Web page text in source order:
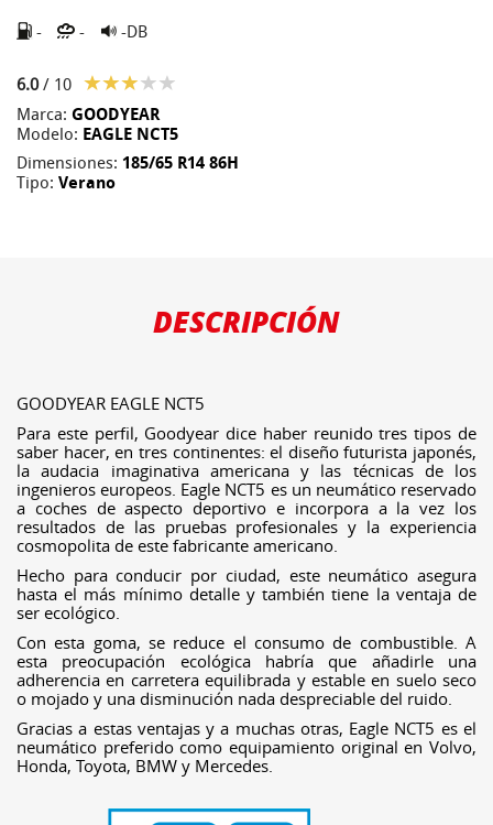
- - -DB
6.0/ 10
Marca: GOODYEAR
Modelo: EAGLE NCT5
Dimensiones: 185/65 R14 86H
Tipo: Verano
DESCRIPCIÓN
GOODYEAR EAGLE NCT5
Para este perfil, Goodyear dice haber reunido tres tipos de
saber hacer, en tres continentes: el diseño futurista japonés,
la audacia imaginativa americana y las técnicas de los
ingenieros europeos. Eagle NCT5 es un neumático reservado
a coches de aspecto deportivo e incorpora a la vez los
resultados de las pruebas profesionales y la experiencia
cosmopolita de este fabricante americano.
Hecho para conducir por ciudad, este neumático asegura
hasta el más mínimo detalle y también tiene la ventaja de
ser ecológico.
Con esta goma, se reduce el consumo de combustible. A
esta preocupación ecológica habría que añadirle una
adherencia en carretera equilibrada y estable en suelo seco
o mojado y una disminución nada despreciable del ruido.
Gracias a estas ventajas y a muchas otras, Eagle NCT5 es el
neumático preferido como equipamiento original en Volvo,
Honda, Toyota, BMW y Mercedes.